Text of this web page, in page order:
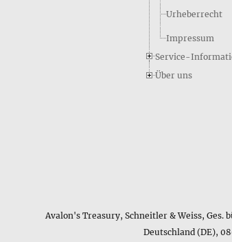
Urheberrecht
Impressum
Service-
Über uns
Avalon's Treasury, Schneitler & Weiss,
Deutschland (DE),